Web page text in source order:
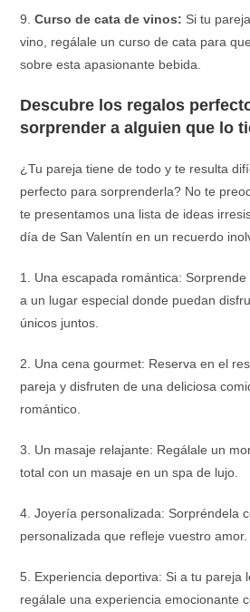
9.Curso de cata de vinos: Si tu
vino, regálale un curso de cata para
sobre esta apasionante bebida.
Descubre los regalos
sorprender a alguien que lo
¿Tu pareja tiene de todo y te resulta
perfecto para sorprenderla? No te
te presentamos una lista de ideas
día de San Valentín en un recuerdo
1. Una escapada romántica:
a un lugar especial donde puedan
únicos juntos.
2. Una cena gourmet: Reserva en el
pareja y disfruten de una deliciosa
romántico.
3. Un masaje relajante: Regálale un
total con un masaje en un spa de lujo.
4. Joyería personalizada: Sorpréndela
personalizada que refleje vuestro amor.
5. Experiencia deportiva: Si a tu pareja
regálale una experiencia emocionante